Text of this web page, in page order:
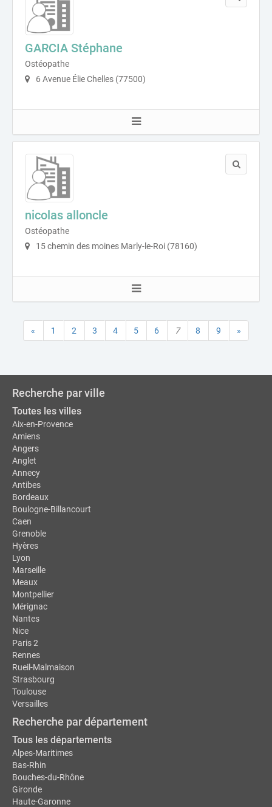
GARCIA Stéphane
Ostéopathe
6 Avenue Élie Chelles (77500)
nicolas alloncle
Ostéopathe
15 chemin des moines Marly-le-Roi (78160)
« 1 2 3 4 5 6 7 8 9 »
Recherche par ville
Toutes les villes
Aix-en-Provence
Amiens
Angers
Anglet
Annecy
Antibes
Bordeaux
Boulogne-Billancourt
Caen
Grenoble
Hyères
Lyon
Marseille
Meaux
Montpellier
Mérignac
Nantes
Nice
Paris 2
Rennes
Rueil-Malmaison
Strasbourg
Toulouse
Versailles
Recherche par département
Tous les départements
Alpes-Maritimes
Bas-Rhin
Bouches-du-Rhône
Gironde
Haute-Garonne